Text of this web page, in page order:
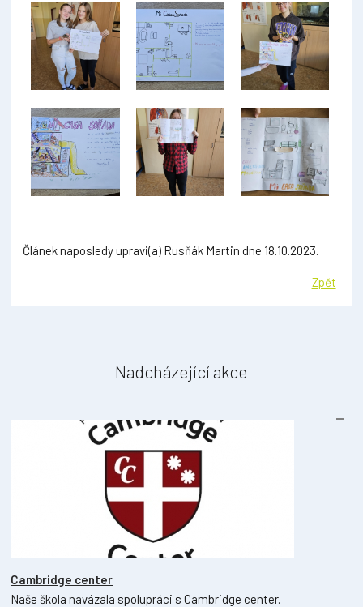
Článek naposledy upravi(a) Rusňák Martin dne 18.10.2023.
Zpět
Nadcházející akce
Cambridge center
Naše škola navázala spolupráci s Cambridge center.